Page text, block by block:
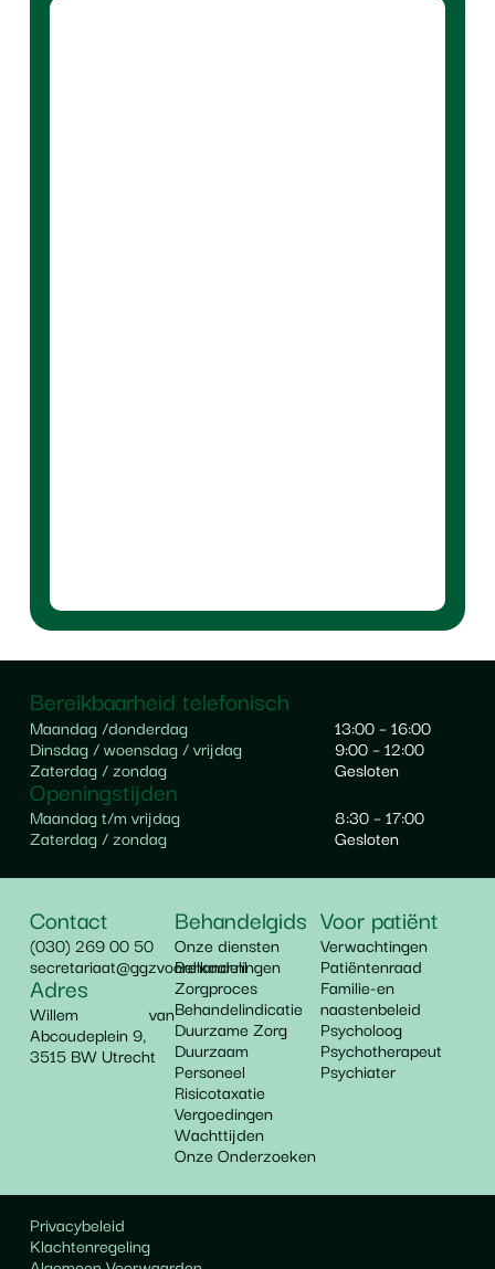
Bereikbaarheid telefonisch
Maandag /donderdag
Dinsdag / woensdag / vrijdag
Zaterdag / zondag
13:00 – 16:00
9:00 – 12:00
Gesloten
Openingstijden
Maandag t/m vrijdag
Zaterdag / zondag
8:30 – 17:00
Gesloten
Contact
(030) 269 00 50
secretariaat@ggzvoorelkaar.nl
Adres
Willem van
Abcoudeplein 9,
3515 BW Utrecht
Behandelgids
Onze diensten
Behandelingen
Zorgproces
Behandelindicatie
Duurzame Zorg
Duurzaam
Personeel
Risicotaxatie
Vergoedingen
Wachttijden
Onze Onderzoeken
Voor patiënt
Verwachtingen
Patiëntenraad
Familie-en
naastenbeleid
Psycholoog
Psychotherapeut
Psychiater
Privacybeleid
Klachtenregeling